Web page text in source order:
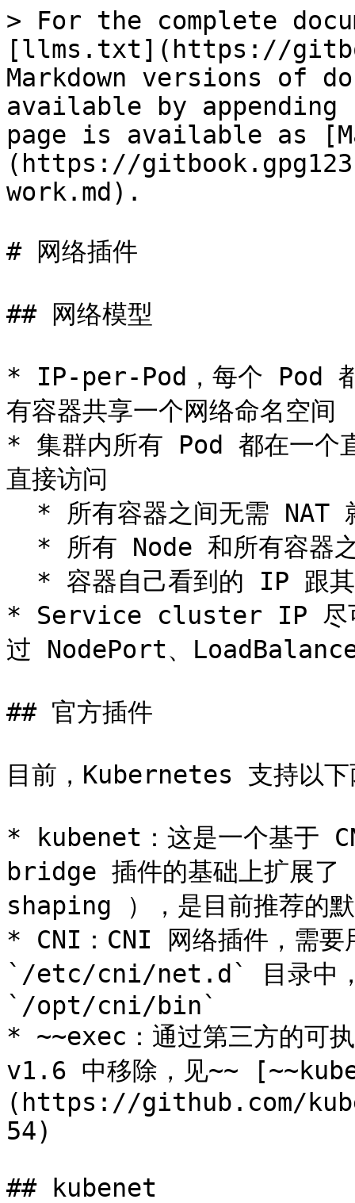
> For the complete
[llms.txt](https://
Markdown versions of
available by
page is available as
(https://
work.md).
# 网络插件
## 网络模型
* IP-per-Pod，每个 Pod
有容器共享一个网络命名空间
* 集群内所有 Pod 都在一个
直接访问
* Service cluster IP 尽可
过 NodePort、
## 官方插件
目前，Kubernetes 支持以下
* kubenet：这是一个基于
bridge 插件的基础上扩
shaping ），是目前推荐的
* CNI：CNI 网络插件，需要
`/etc/cni/net.d` 目录中，
`/opt/cni/bin`
* ~~exec：通过第三方的可
v1.6 中移除，见~~
(https://github.com/
54)
## kubenet